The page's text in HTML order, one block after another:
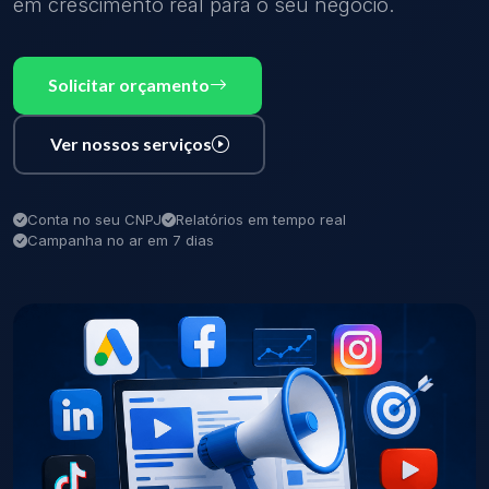
Solicitar orçamento
Ver nossos serviços
Conta no seu CNPJ
Relatórios em tempo real
Campanha no ar em 7 dias